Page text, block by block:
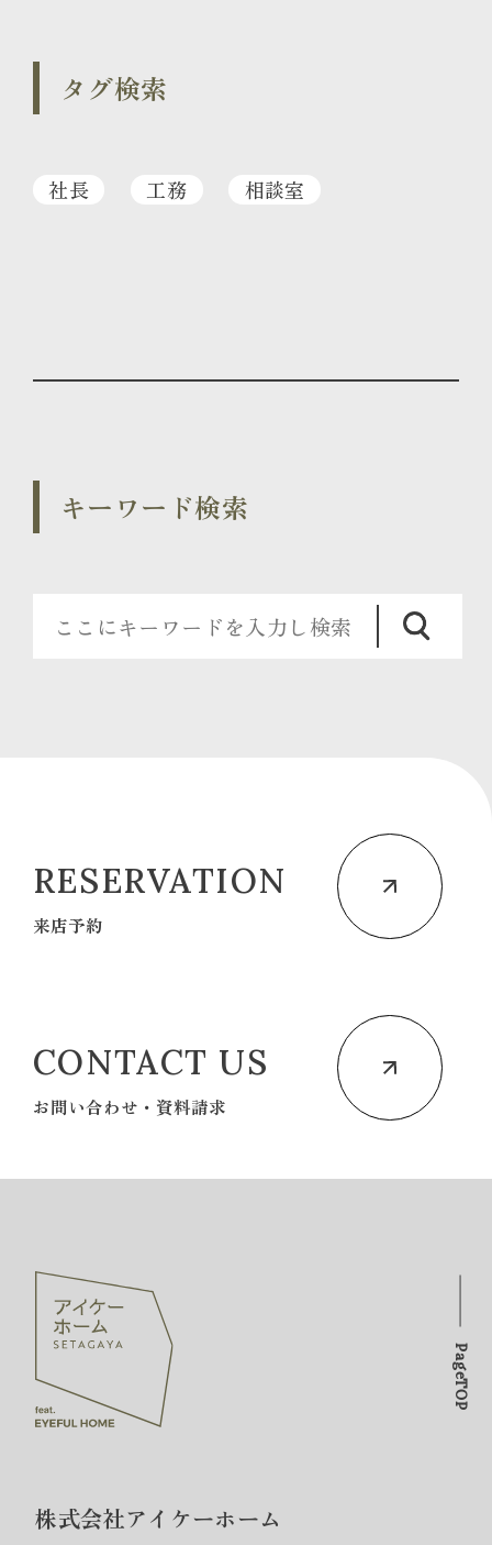
タグ検索
社長 工務 相談室
キーワード検索
RESERVATION
来店予約
CONTACT US
お問い合わせ・資料請求
株式会社アイケーホーム
PageTOP